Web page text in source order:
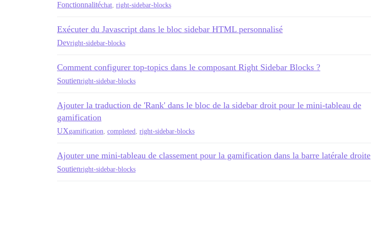
Fonctionnalitéchat right-sidebar-blocks
Exécuter du Javascript dans le bloc sidebar HTML personnalisé
Devright-sidebar-blocks
Comment configurer top-topics dans le composant Right Sidebar Blocks ?
Soutienright-sidebar-blocks
Ajouter la traduction de 'Rank' dans le bloc de la sidebar droit pour le mini-tableau de
gamification
UXgamification completed right-sidebar-blocks
Ajouter une mini-tableau de classement pour la gamification dans la barre latérale droite
Soutienright-sidebar-blocks